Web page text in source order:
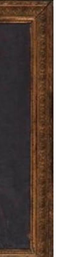
الشروط والأحكام
سياسة ملفات تعريف